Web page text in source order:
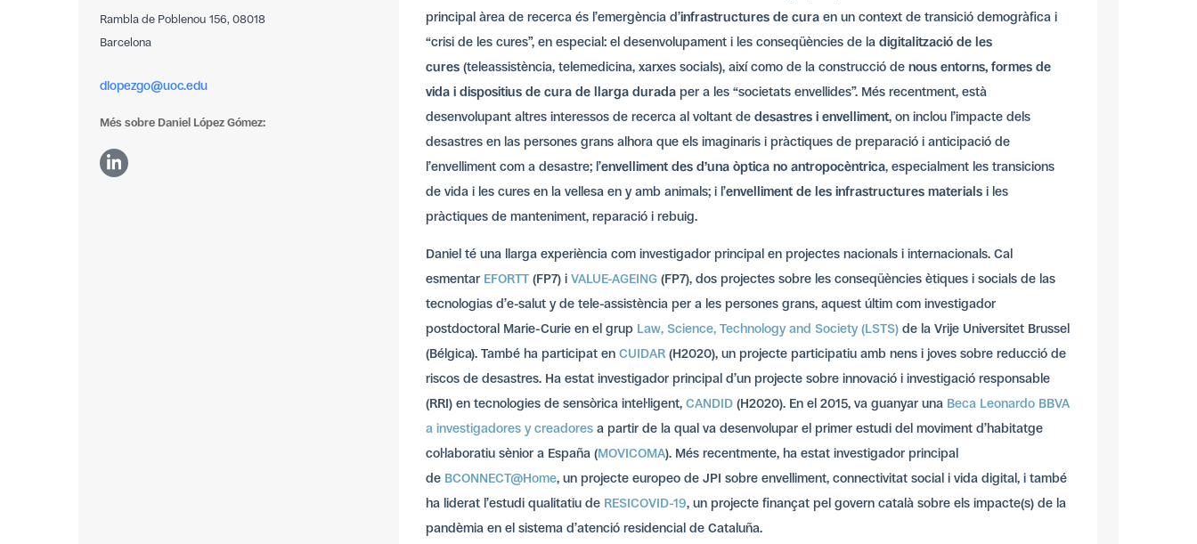
Rambla de Poblenou 156, 08018
Barcelona
dlopezgo@uoc.edu
Més sobre Daniel López Gómez:
principal àrea de recerca és l’emergència d’infrastructures de cura en un context de transició demogràfica i
“crisi de les cures”, en especial: el desenvolupament i les conseqüències de la digitalització de les
cures (teleassistència, telemedicina, xarxes socials), així como de la construcció de nous entorns, formes de
vida i dispositius de cura de llarga durada per a les “societats envellides”. Més recentment, està
desenvolupant altres interessos de recerca al voltant de desastres i envelliment, on inclou l’impacte dels
desastres en las persones grans alhora que els imaginaris i pràctiques de preparació i anticipació de
l’envelliment com a desastre; l’envelliment des d’una òptica no antropocèntrica, especialment les transicions
de vida i les cures en la vellesa en y amb animals; i l’envelliment de les infrastructures materials i les
pràctiques de manteniment, reparació i rebuig.
Daniel té una llarga experiència com investigador principal en projectes nacionals i internacionals. Cal
esmentar EFORTT (FP7) i VALUE-AGEING (FP7), dos projectes sobre les conseqüències ètiques i socials de las
tecnologias d’e-salut y de tele-assistència per a les persones grans, aquest últim com investigador
postdoctoral Marie-Curie en el grup Law, Science, Technology and Society (LSTS) de la Vrije Universitet Brussel
(Bélgica). També ha participat en CUIDAR (H2020), un projecte participatiu amb nens i joves sobre reducció de
riscos de desastres. Ha estat investigador principal d’un projecte sobre innovació i investigació responsable
(RRI) en tecnologies de sensòrica intel·ligent, CANDID (H2020). En el 2015, va guanyar una Beca Leonardo BBVA
a investigadores y creadores a partir de la qual va desenvolupar el primer estudi del moviment d’habitatge
col·laboratiu sènior a España (MOVICOMA). Més recentmente, ha estat investigador principal
de BCONNECT@Home, un projecte europeo de JPI sobre envelliment, connectivitat social i vida digital, i també
ha liderat l’estudi qualitatiu de RESICOVID-19, un projecte finançat pel govern català sobre els impacte(s) de la
pandèmia en el sistema d’atenció residencial de Cataluña.